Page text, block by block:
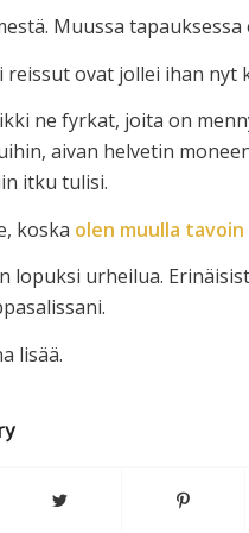
Muussa
reissut ovat jollei ihan nyt
ne fyrkat, joita on
aivan helvetin
itku tulisi.
koska olen muulla
lopuksi urheilua.
lisää.